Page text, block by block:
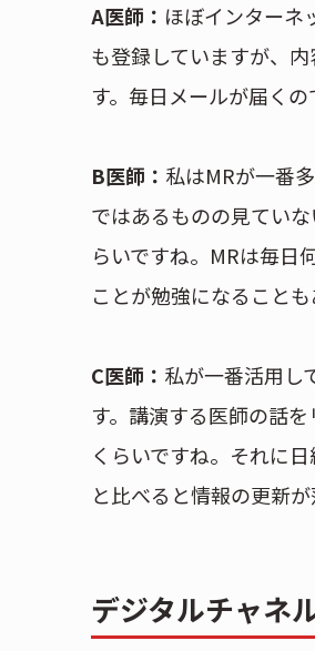
A医師： ほぼインターネ
も登録していますが、
す。毎日メールが届く
B医師： 私はMRが一番
ではあるものの見てい
らいですね。MRは毎日
ことが勉強になることも
C医師： 私が一番活用し
す。講演する医師の話
くらいですね。それに
と比べると情報の更新
デジタルチャネ